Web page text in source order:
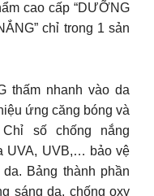
cao cấp “DƯỠNG
chỉ trong 1 sản
thấm nhanh vào da
ứng căng bóng và
số chống nắng
UVA, UVB,… bảo vệ
Bảng thành phần
sáng da, chống oxy